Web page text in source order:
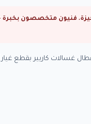
غسالات كاريير بقطع غيار